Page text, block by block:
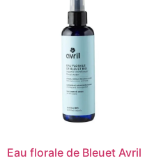
Eau florale de Bleuet Avril